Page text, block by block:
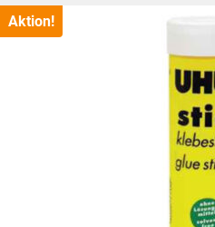
CHF9.75.
Aktion!